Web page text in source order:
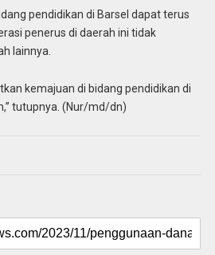
pendidikan di Barsel dapat terus
penerus di daerah ini tidak
lainnya.
kemajuan di bidang pendidikan di
tutupnya. (Nur/md/dn)